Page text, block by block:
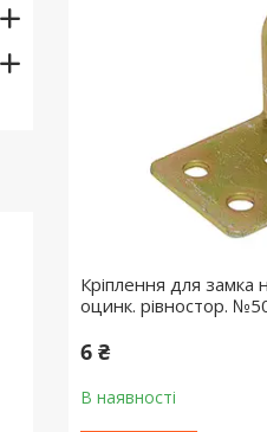
Кріплення для замка
оцинк. рівностор.
6 ₴
В наявності